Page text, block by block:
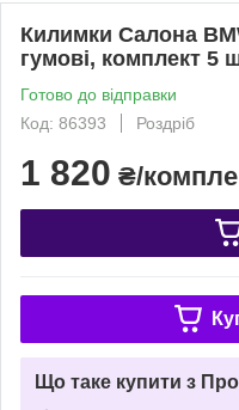
Килимки Салона
гумові, комплект 5
Готово до відправки
Код: 86393
Роздріб
1 820 ₴/
Що таке купити з